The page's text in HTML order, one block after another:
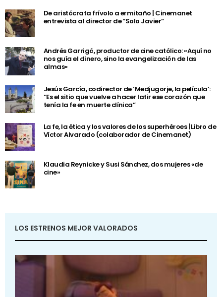
De aristócrata frívolo a ermitaño | Cinemanet
entrevista al director de “Solo Javier”
Andrés Garrigó, productor de cine católico: «Aquí no
nos guía el dinero, sino la evangelización de las
almas»
Jesús García, codirector de ‘Medjugorje, la película’:
“Es el sitio que vuelve a hacer latir ese corazón que
tenía la fe en muerte clínica”
La fe, la ética y los valores de los superhéroes | Libro de
Víctor Alvarado (colaborador de Cinemanet)
Klaudia Reynicke y Susi Sánchez, dos mujeres «de
cine»
LOS ESTRENOS MEJOR VALORADOS